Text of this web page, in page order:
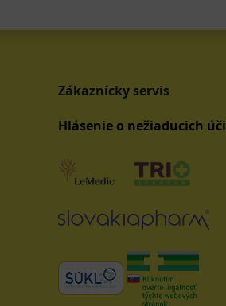
Zákaznícky servis
Hlásenie o nežiaducich